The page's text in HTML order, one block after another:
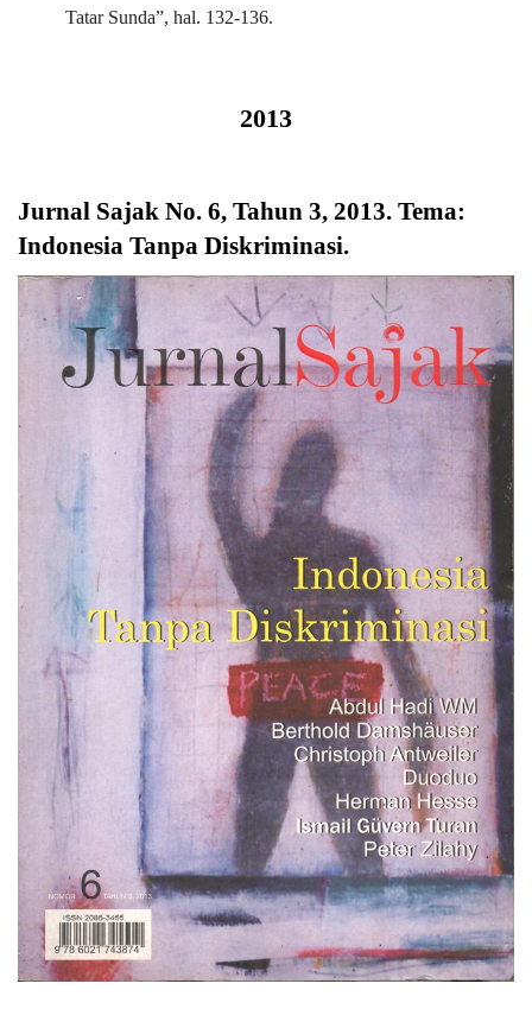
Tatar Sunda”, hal. 132-136.
2013
Jurnal Sajak No. 6, Tahun 3, 2013. Tema:
Indonesia Tanpa Diskriminasi.